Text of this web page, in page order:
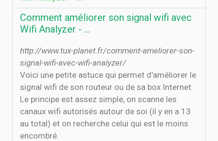
Comment améliorer son signal wifi avec
Wifi Analyzer - …
http://www.tux-planet.fr/comment-ameliorer-son-
signal-wifi-avec-wifi-analyzer/
Voici une petite astuce qui permet d'améliorer le
signal wifi de son routeur ou de sa box Internet.
Le principe est assez simple, on scanne les
canaux wifi autorisés autour de soi (il y en a 13
au total) et on recherche celui qui est le moins
encombré.